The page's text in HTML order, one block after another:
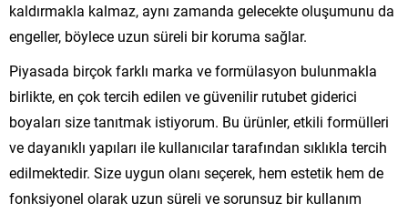
kaldırmakla kalmaz, aynı zamanda gelecekte oluşumunu da
engeller, böylece uzun süreli bir koruma sağlar.
Piyasada birçok farklı marka ve formülasyon bulunmakla
birlikte, en çok tercih edilen ve güvenilir rutubet giderici
boyaları size tanıtmak istiyorum. Bu ürünler, etkili formülleri
ve dayanıklı yapıları ile kullanıcılar tarafından sıklıkla tercih
edilmektedir. Size uygun olanı seçerek, hem estetik hem de
fonksiyonel olarak uzun süreli ve sorunsuz bir kullanım